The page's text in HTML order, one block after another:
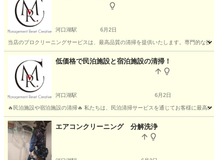
河口湖駅 6月2日
当店のプロクリーニングサービスは、最高品質の清掃を提供いたします。専門的な技
山梨 南都留郡 河口湖駅 ハウスクリーニング 料金
低価格で民泊施設と宿泊施設の清掃！
河口湖駅 6月2日
🔥民泊施設や宿泊施設の清掃🔥 私たちは、民泊清掃サービスを通じてお客様に最高
山梨 南都留郡 河口湖駅 ハウスクリーニング
エアコンクリーニング 分解洗浄